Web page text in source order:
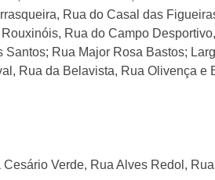
Rua do Casal das
Rua do Campo
Rua Major Rosa Bastos;
Rua da Belavista, Rua Olivença e
Verde, Rua Alves Redol,